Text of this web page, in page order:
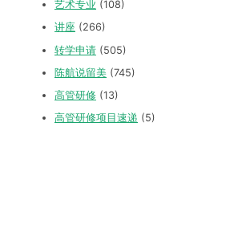
艺术专业 (108)
讲座 (266)
转学申请 (505)
陈航说留美 (745)
高管研修 (13)
高管研修项目速递 (5)